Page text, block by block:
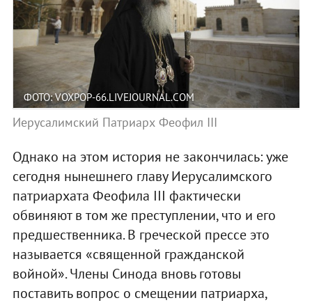
ФОТО: VOXPOP-66.LIVEJOURNAL.COM
Иерусалимский Патриарх Феофил III
Однако на этом история не закончилась: уже
сегодня нынешнего главу Иерусалимского
патриархата Феофила III фактически
обвиняют в том же преступлении, что и его
предшественника. В греческой прессе это
называется «священной гражданской
войной». Члены Синода вновь готовы
поставить вопрос о смещении патриарха,